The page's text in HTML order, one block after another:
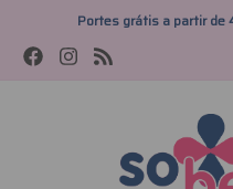
Portes grátis a partir de